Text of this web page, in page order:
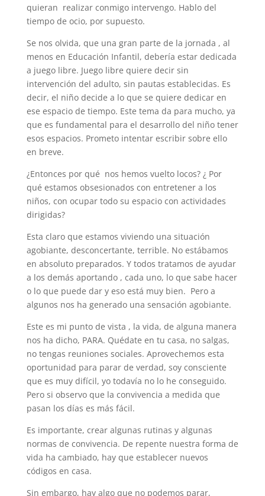
quieran realizar conmigo intervengo. Hablo del
tiempo de ocio, por supuesto.
Se nos olvida, que una gran parte de la jornada , al
menos en Educación Infantil, debería estar dedicada
a juego libre. Juego libre quiere decir sin
intervención del adulto, sin pautas establecidas. Es
decir, el niño decide a lo que se quiere dedicar en
ese espacio de tiempo. Este tema da para mucho, ya
que es fundamental para el desarrollo del niño tener
esos espacios. Prometo intentar escribir sobre ello
en breve.
¿Entonces por qué nos hemos vuelto locos? ¿ Por
qué estamos obsesionados con entretener a los
niños, con ocupar todo su espacio con actividades
dirigidas?
Esta claro que estamos viviendo una situación
agobiante, desconcertante, terrible. No estábamos
en absoluto preparados. Y todos tratamos de ayudar
a los demás aportando , cada uno, lo que sabe hacer
o lo que puede dar y eso está muy bien. Pero a
algunos nos ha generado una sensación agobiante.
Este es mi punto de vista , la vida, de alguna manera
nos ha dicho, PARA. Quédate en tu casa, no salgas,
no tengas reuniones sociales. Aprovechemos esta
oportunidad para parar de verdad, soy consciente
que es muy difícil, yo todavía no lo he conseguido.
Pero si observo que la convivencia a medida que
pasan los días es más fácil.
Es importante, crear algunas rutinas y algunas
normas de convivencia. De repente nuestra forma de
vida ha cambiado, hay que establecer nuevos
códigos en casa.
Sin embargo, hay algo que no podemos parar,